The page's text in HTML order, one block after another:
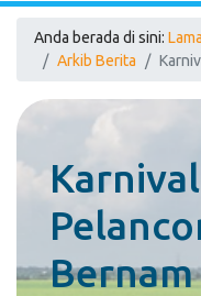
Anda berada di sini:
Arkib Berita
Karnival
Bernam